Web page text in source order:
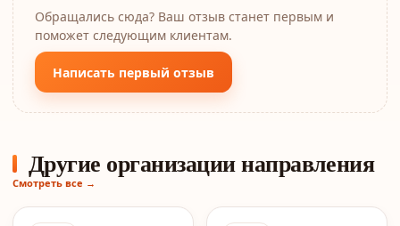
Обращались сюда? Ваш отзыв станет первым и
поможет следующим клиентам.
Написать первый отзыв
Другие организации направления
Смотреть все →